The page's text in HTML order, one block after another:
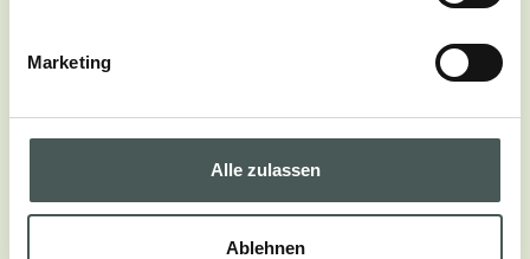
Marketing
Alle zulassen
Ablehnen
POLGEWICHT
Download